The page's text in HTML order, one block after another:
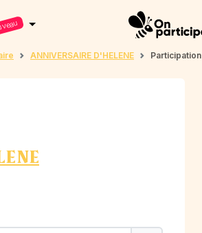
ANNIVERSAIRE D'HELENE Participation